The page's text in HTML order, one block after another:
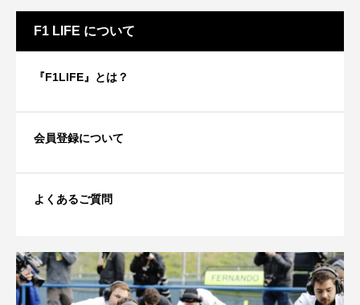
F1 LIFE について
『F1LIFE』とは？
会員登録について
よくあるご質問